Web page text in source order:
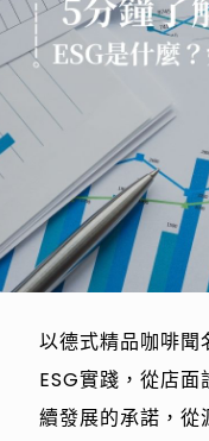
以德式精品咖啡
ESG實踐，從店
續發展的承諾，從